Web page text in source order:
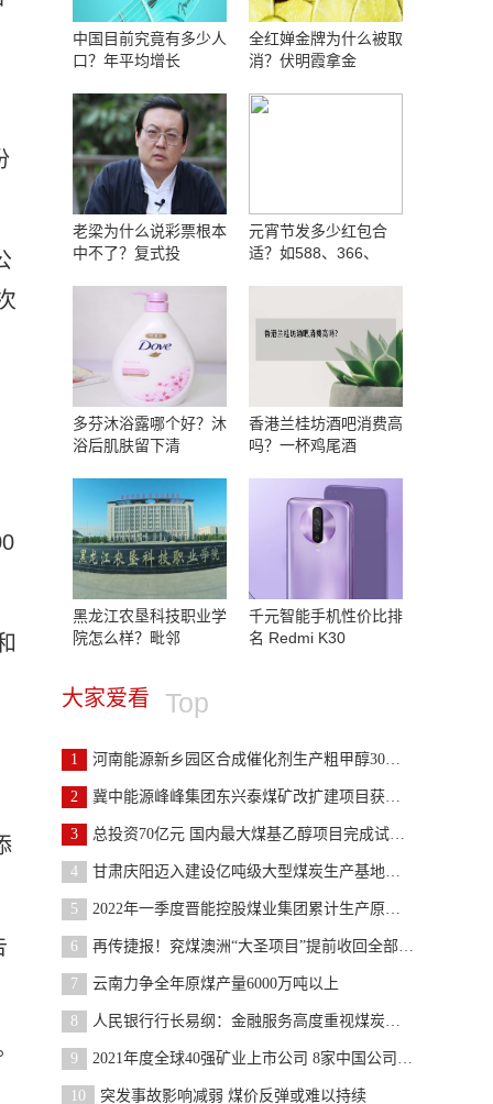
中国目前究竟有多少人
口？年平均增长
全红婵金牌为什么被取
消？伏明霞拿金
老梁为什么说彩票根本
中不了？复式投
元宵节发多少红包合
适？如588、366、
多芬沐浴露哪个好？沐
浴后肌肤留下清
香港兰桂坊酒吧消费高
吗？一杯鸡尾酒
黑龙江农垦科技职业学
院怎么样？毗邻
千元智能手机性价比排
名 Redmi K30
大家爱看 Top
1 河南能源新乡园区合成催化剂生产粗甲醇30万吨
2 冀中能源峰峰集团东兴泰煤矿改扩建项目获新疆发改委
3 总投资70亿元 国内最大煤基乙醇项目完成试车首个重
4 甘肃庆阳迈入建设亿吨级大型煤炭生产基地新阶段
5 2022年一季度晋能控股煤业集团累计生产原煤1.01亿吨
6 再传捷报！兖煤澳洲“大圣项目”提前收回全部投资
7 云南力争全年原煤产量6000万吨以上
8 人民银行行长易纲：金融服务高度重视煤炭、石油、天
9 2021年度全球40强矿业上市公司 8家中国公司上榜
10 突发事故影响减弱 煤价反弹或难以持续